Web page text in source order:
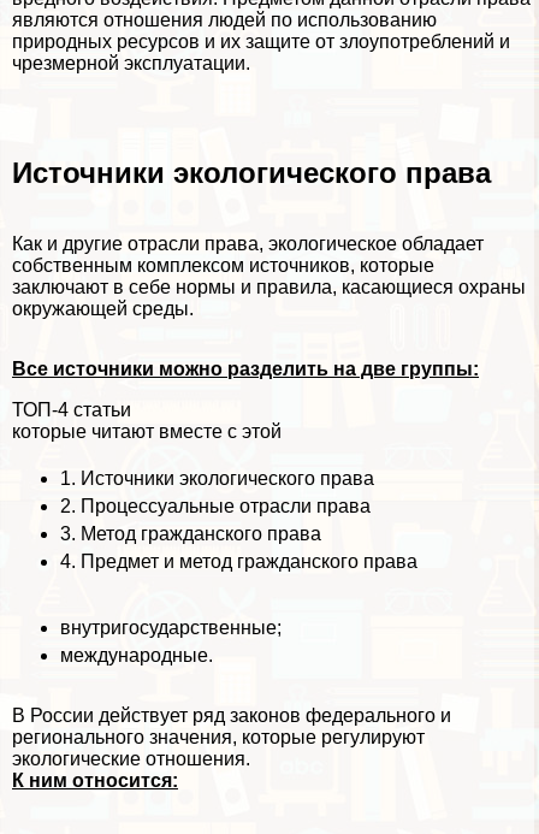
являются отношения людей по использованию
природных ресурсов и их защите от злоупотрeблений и
чрезмерной эксплуатации.
Источники экологического права
Как и другие отрасли права, экологическое обладает
собственным комплексом источников, которые
заключают в себе нормы и правила, касающиеся охраны
окружающей среды.
Все источники можно разделить на две группы:
ТОП-4 статьи
которые читают вместе с этой
1. Источники экологического права
2. Процессуальные отрасли права
3. Метод гражданского права
4. Предмет и метод гражданского права
внутригосударственные;
международные.
В России действует ряд законов федерального и
регионального значения, которые регулируют
экологические отношения.
К ним относится: